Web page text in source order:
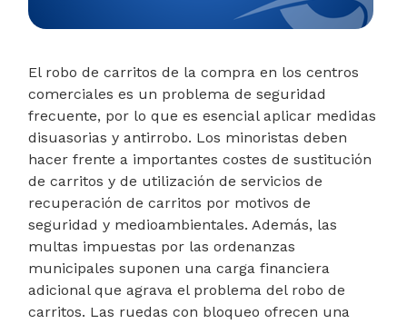
El robo de carritos de la compra en los centros
comerciales es un problema de seguridad
frecuente, por lo que es esencial aplicar medidas
disuasorias y antirrobo. Los minoristas deben
hacer frente a importantes costes de sustitución
de carritos y de utilización de servicios de
recuperación de carritos por motivos de
seguridad y medioambientales. Además, las
multas impuestas por las ordenanzas
municipales suponen una carga financiera
adicional que agrava el problema del robo de
carritos. Las ruedas con bloqueo ofrecen una